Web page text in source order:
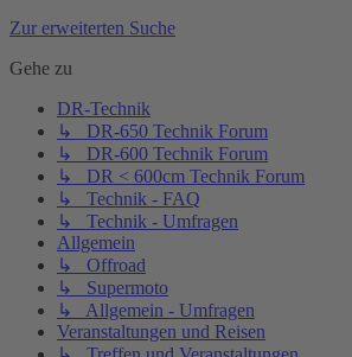
Zur erweiterten Suche
Gehe zu
DR-Technik
↳ DR-650 Technik Forum
↳ DR-600 Technik Forum
↳ DR < 600cm Technik Forum
↳ Technik - FAQ
↳ Technik - Umfragen
Allgemein
↳ Offroad
↳ Supermoto
↳ Allgemein - Umfragen
Veranstaltungen und Reisen